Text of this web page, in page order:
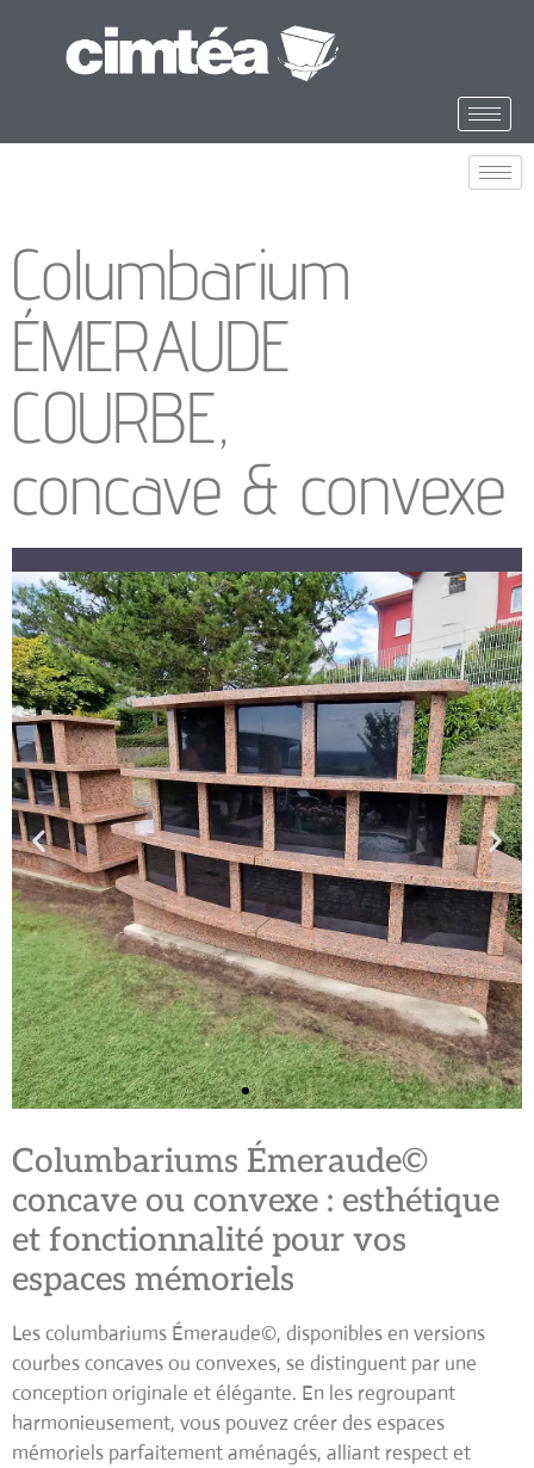
Columbarium
ÉMERAUDE
COURBE,
concave & convexe
Columbariums Émeraude©
concave ou convexe : esthétique
et fonctionnalité pour vos
espaces mémoriels
Lescolumbariums Émeraude©, disponibles en versions
courbes concaves ou convexes, se distinguent par une
conception originale et élégante. En les regroupant
harmonieusement, vous pouvez créer des espaces
mémoriels parfaitement aménagés, alliant respect et